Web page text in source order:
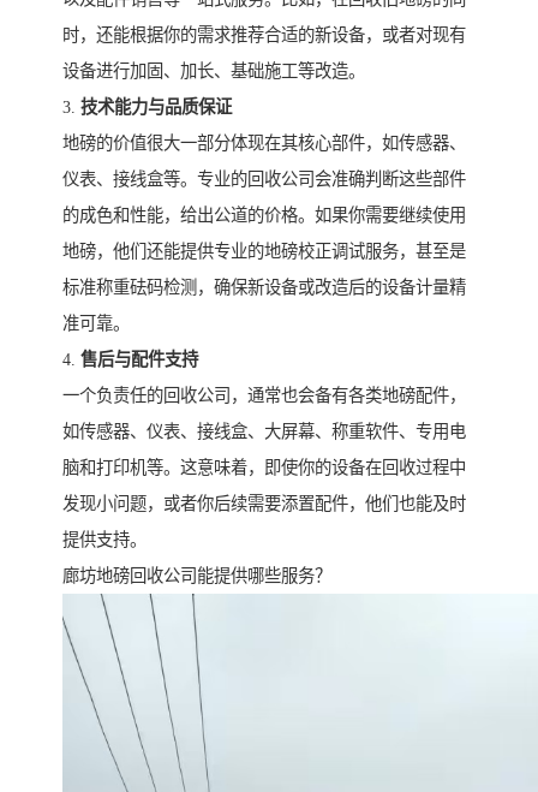
时，还能根据你的需求推荐合适的新设备，或者对现有
设备进行加固、加长、基础施工等改造。
3. 技术能力与品质保证
地磅的价值很大一部分体现在其核心部件，如传感器、
仪表、接线盒等。专业的回收公司会准确判断这些部件
的成色和性能，给出公道的价格。如果你需要继续使用
地磅，他们还能提供专业的地磅校正调试服务，甚至是
标准称重砝码检测，确保新设备或改造后的设备计量精
准可靠。
4. 售后与配件支持
一个负责任的回收公司，通常也会备有各类地磅配件，
如传感器、仪表、接线盒、大屏幕、称重软件、专用电
脑和打印机等。这意味着，即使你的设备在回收过程中
发现小问题，或者你后续需要添置配件，他们也能及时
提供支持。
廊坊地磅回收公司能提供哪些服务？